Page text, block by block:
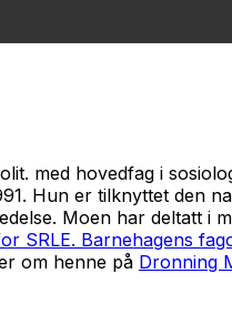
med hovedfag i
Hun er tilknyttet den
Moen har deltatt
SRLE. Barnehagens
om henne på Dronning